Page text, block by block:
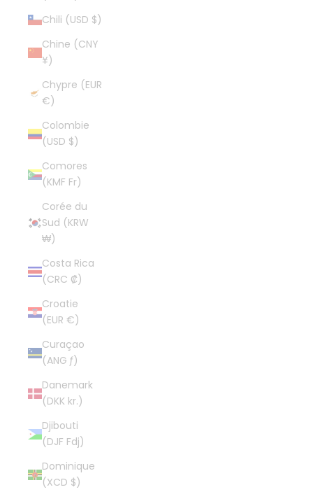
Chili (USD $)
Chine (CNY
¥)
Chypre (EUR
€)
Colombie
(USD $)
Comores
(KMF Fr)
Corée du
Sud (KRW
₩)
Costa Rica
(CRC ₡)
Croatie
(EUR €)
Curaçao
(ANG ƒ)
Danemark
(DKK kr.)
Djibouti
(DJF Fdj)
Dominique
(XCD $)